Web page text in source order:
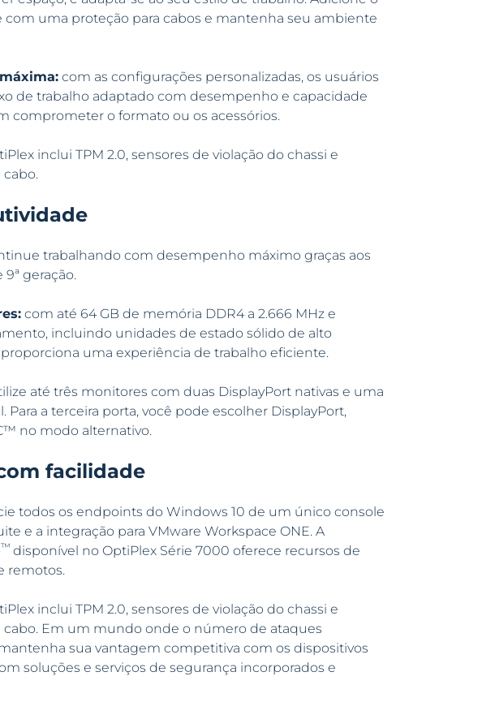
com uma proteção para cabos e mantenha seu ambiente
com as configurações personalizadas, os usuários
de trabalho adaptado com desempenho e capacidade
comprometer o formato ou os acessórios.
inclui TPM 2.0, sensores de violação do chassi e
trabalhando com desempenho máximo graças aos
geração.
com até 64 GB de memória DDR4 a 2.666 MHz e
incluindo unidades de estado sólido de alto
uma experiência de trabalho eficiente.
até três monitores com duas DisplayPort nativas e uma
a terceira porta, você pode escolher DisplayPort,
no modo alternativo.
facilidade
todos os endpoints do Windows 10 de um único console
e a integração para VMware Workspace ONE. A
™ disponível no OptiPlex Série 7000 oferece recursos de
remotos.
inclui TPM 2.0, sensores de violação do chassi e
Em um mundo onde o número de ataques
sua vantagem competitiva com os dispositivos
soluções e serviços de segurança incorporados e